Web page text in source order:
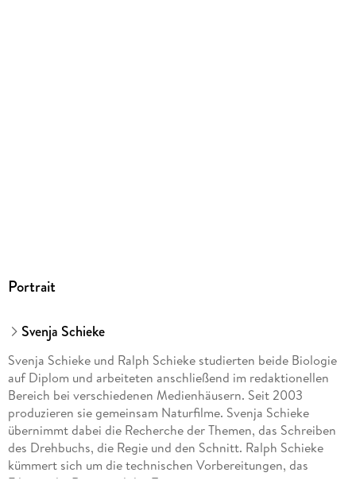
Portrait
Svenja Schieke
Svenja Schieke und Ralph Schieke studierten beide Biologie
auf Diplom und arbeiteten anschließend im redaktionellen
Bereich bei verschiedenen Medienhäusern. Seit 2003
produzieren sie gemeinsam Naturfilme. Svenja Schieke
übernimmt dabei die Recherche der Themen, das Schreiben
des Drehbuchs, die Regie und den Schnitt. Ralph Schieke
kümmert sich um die technischen Vorbereitungen, das
Filmen, die Regie und das Texten.